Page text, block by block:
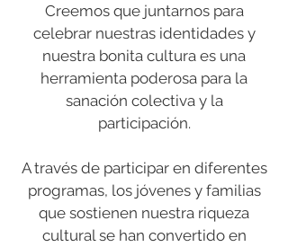
Creemos que juntarnos para
celebrar nuestras identidades y
nuestra bonita cultura es una
herramienta poderosa para la
sanación colectiva y la
participación.
A través de participar en diferentes
programas, los jóvenes y familias
que sostienen nuestra riqueza
cultural se han convertido en